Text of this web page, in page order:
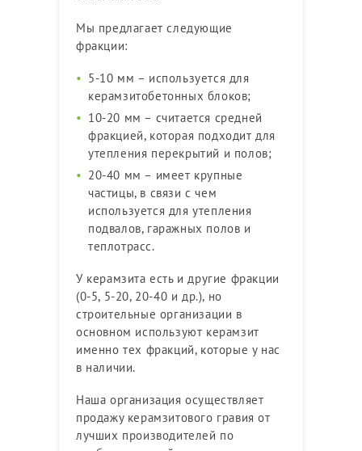
Мы предлагает следующие
фракции:
5-10 мм – используется для
керамзитобетонных блоков;
10-20 мм – считается средней
фракцией, которая подходит для
утепления перекрытий и полов;
20-40 мм – имеет крупные
частицы, в связи с чем
используется для утепления
подвалов, гаражных полов и
теплотрасс.
У керамзита есть и другие фракции
(0-5, 5-20, 20-40 и др.), но
строительные организации в
основном используют керамзит
именно тех фракций, которые у нас
в наличии.
Наша организация осуществляет
продажу керамзитового гравия от
лучших производителей по